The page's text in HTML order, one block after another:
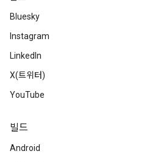
Bluesky
Instagram
LinkedIn
X(트위터)
YouTube
빌드
Android